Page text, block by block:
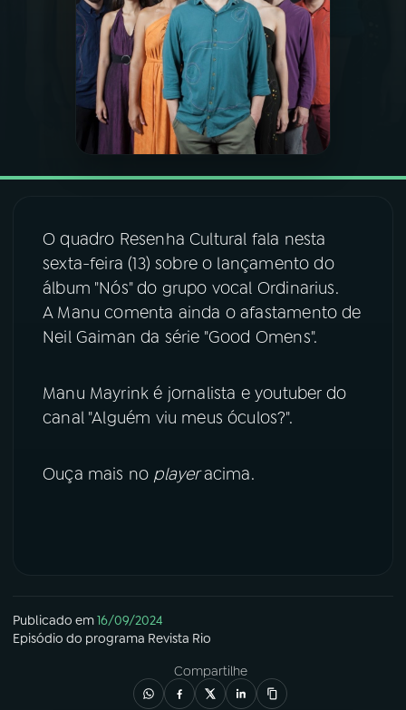
PODCASTS
VIDEOCASTS
ÚLTIMAS
ACOMPANHE A RÁDIO NACIONAL
YouTube Facebook
TikTok
O quadro Resenha Cultural fala nesta
sexta-feira (13) sobre o lançamento do
álbum "Nós" do grupo vocal Ordinarius.
A Manu comenta ainda o afastamento de
Neil Gaiman da série "Good Omens".
Manu Mayrink é jornalista e youtuber do
canal "Alguém viu meus óculos?".
Ouça mais no playeracima.
Publicado em16/09/2024
Episódio do programa Revista Rio
Compartilhe